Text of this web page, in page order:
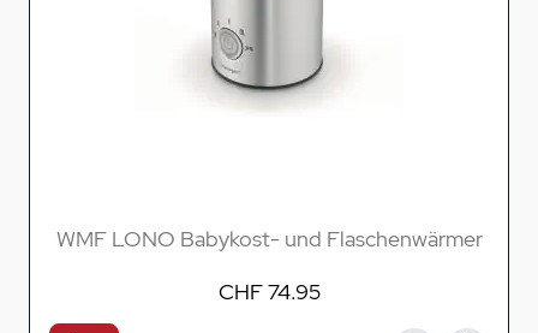
WMF LONO Babykost- und Flaschenwärmer
CHF 74.95